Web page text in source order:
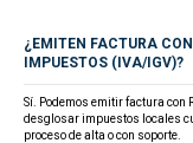
¿EMITEN FACTURA
IMPUESTOS (IVA/IGV)?
Sí. Podemos emitir factura con
desglosar impuestos locales
proceso de alta o con soporte.